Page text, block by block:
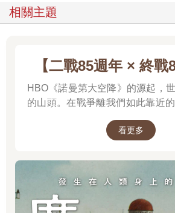
姊和子通力協助。翌年春天，他著手撰寫
姆斯的實用主義哲學》。夏季，他有一機
來函通知，要他即刻到西海岸搭乘船艦返
八日，因日本偷襲珍珠港，美日兩國正式
裝返國。年底左右，他寫了一封家書，委
人，說他第三學年前期考試成績第一名。
無政府主義思想，引來了美國聯邦調查部
而言，他的確否定國家的作為，高揚個人
所住的學生宿舍裡大肆搜查，並將他強行
移民局拘留所，彼時他尚未完成的論文也
然歸還予他。在關押期間，他趴在拘留所
論文，儘管修學年限不足，哈佛大學教授
相關主題
【二戰85週年 × 終戰
HBO《諾曼第大空降》的源起，
的山頭。在戰爭離我們如此靠近的
後、影響至今的軍事衝突？我們
理由。
看更多